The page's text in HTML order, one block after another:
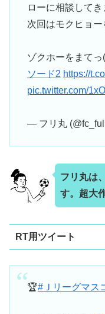
ローに相談して
次回はモクヒョ
ゾクホーをまて
ソード2 https://
pic.twitter.com/
— フリ丸
フリ丸は
す。超大
RT用ツイート
🏆#Ｊリーグマス